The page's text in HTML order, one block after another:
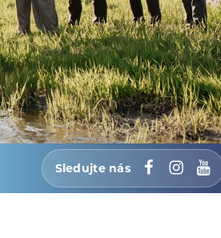
Sledujte nás Facebook